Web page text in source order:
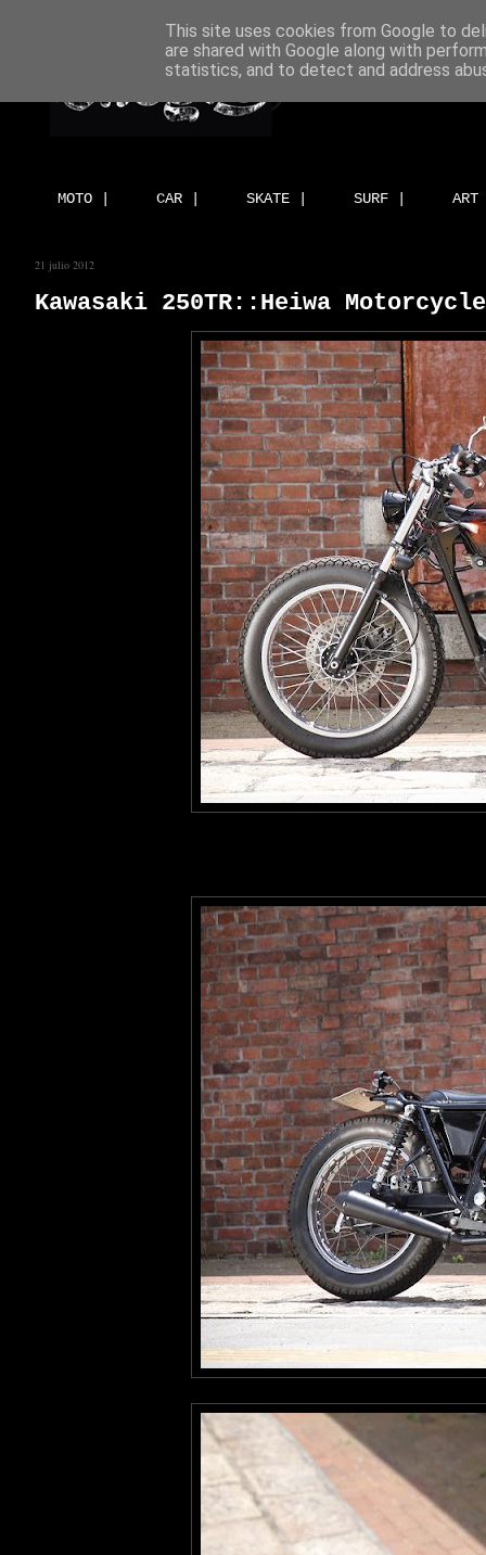
MOTO | CAR | SKATE | SURF |
21 julio 2012
Kawasaki 250TR::Heiwa
This site uses cookies from Google to
are shared with Google along with
statistics, and to detect and address